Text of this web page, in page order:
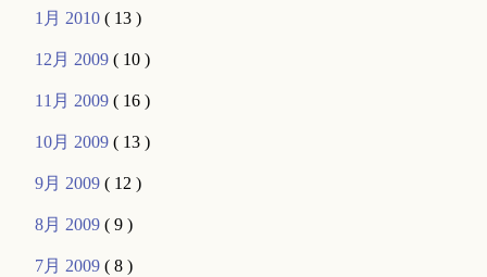
1月 2010( 13 )
12月 2009( 10 )
11月 2009( 16 )
10月 2009( 13 )
9月 2009( 12 )
8月 2009( 9 )
7月 2009( 8 )